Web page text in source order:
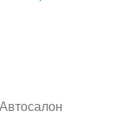
Автосалон